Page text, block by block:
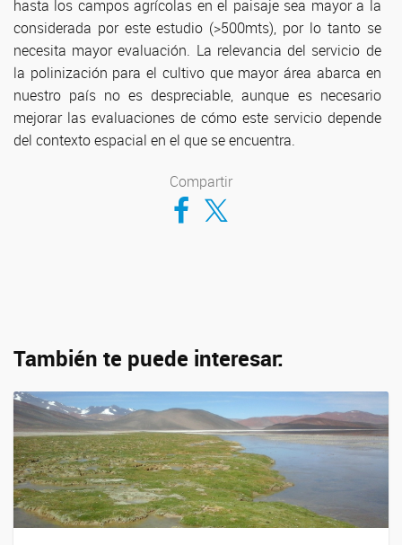
hasta los campos agrícolas en el paisaje sea mayor a la
considerada por este estudio (>500mts), por lo tanto se
necesita mayor evaluación. La relevancia del servicio de
la polinización para el cultivo que mayor área abarca en
nuestro país no es despreciable, aunque es necesario
mejorar las evaluaciones de cómo este servicio depende
del contexto espacial en el que se encuentra.
Compartir
Compartir en Facebook
Compartir en Twitter
También te puede interesar: